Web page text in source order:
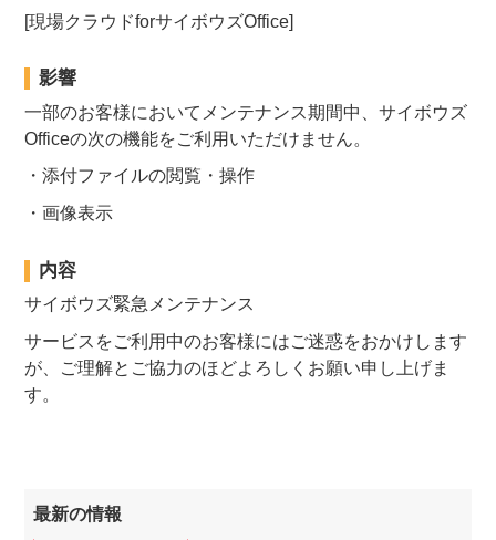
[現場クラウドforサイボウズOffice]
影響
一部のお客様においてメンテナンス期間中、サイボウズ
Officeの次の機能をご利用いただけません。
・添付ファイルの閲覧・操作
・画像表示
内容
サイボウズ緊急メンテナンス
サービスをご利用中のお客様にはご迷惑をおかけします
が、ご理解とご協力のほどよろしくお願い申し上げま
す。
最新の情報